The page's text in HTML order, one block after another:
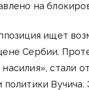
на
ищет
Сербии.
стали
политики